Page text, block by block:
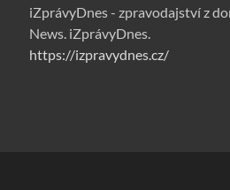
iZprávyDnes - zpravodajství z
News. iZprávyDnes.
https://izpravydnes.cz/